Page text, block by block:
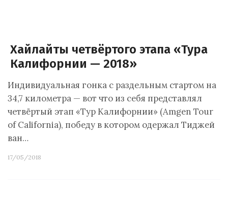
Хайлайты четвёртого этапа «Тура
Калифорнии — 2018»
Индивидуальная гонка с раздельным стартом на
34,7 километра — вот что из себя представлял
четвёртый этап «Тур Калифорнии» (Amgen Tour
of California), победу в котором одержал Тиджей
ван…
17/05/2018